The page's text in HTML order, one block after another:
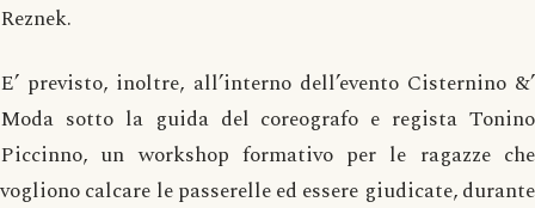
Reznek.
E’ previsto, inoltre, all’interno dell’evento Cisternino &’
Moda sotto la guida del coreografo e regista Tonino
Piccinno, un workshop formativo per le ragazze che
vogliono calcare le passerelle ed essere giudicate, durante